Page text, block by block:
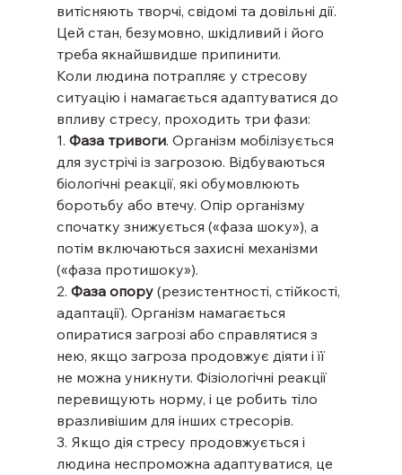
витісняють творчі, свідомі та довільні дії.
Цей стан, безумовно, шкідливий і його
треба якнайшвидше припинити.
Коли людина потрапляє у стресову
ситуацію і намагається адаптуватися до
впливу стресу, проходить три фази:
1. Фаза тривоги. Організм мобілізується
для зустрічі із загрозою. Відбуваються
біологічні реакції, які обумовлюють
боротьбу або втечу. Опір організму
спочатку знижується («фаза шоку»), а
потім включаються захисні механізми
(«фаза протишоку»).
2. Фаза опору (резистентності, стійкості,
адаптації). Організм намагається
опиратися загрозі або справлятися з
нею, якщо загроза продовжує діяти і її
не можна уникнути. Фізіологічні реакції
перевищують норму, і це робить тіло
вразливішим для інших стресорів.
3. Якщо дія стресу продовжується і
людина неспроможна адаптуватися, це